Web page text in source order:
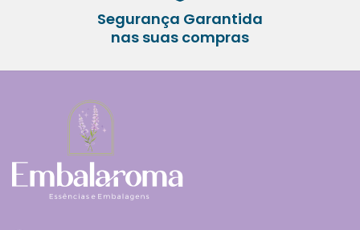
Segurança Garantida
nas suas compras